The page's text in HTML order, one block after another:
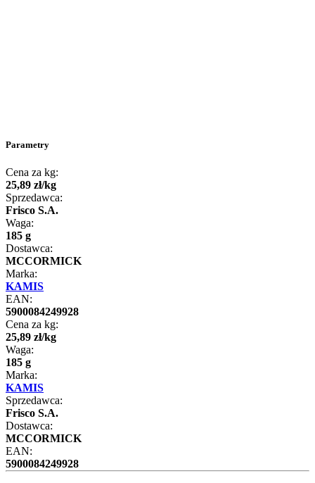
Parametry
Cena za kg:
25,89 zł/kg
Sprzedawca:
Frisco S.A.
Waga:
185 g
Dostawca:
MCCORMICK
Marka:
KAMIS
EAN:
5900084249928
Cena za kg:
25,89 zł/kg
Waga:
185 g
Marka:
KAMIS
Sprzedawca:
Frisco S.A.
Dostawca:
MCCORMICK
EAN:
5900084249928